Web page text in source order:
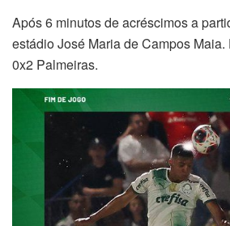
Após 6 minutos de acréscimos a
estádio José Maria de Campos
0x2 Palmeiras.